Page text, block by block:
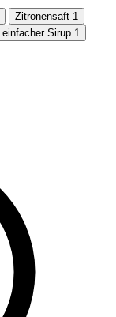
Zitronensaft 1
Sirup 1